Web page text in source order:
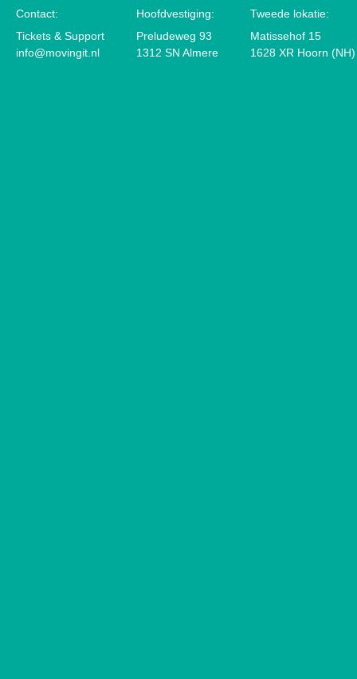
Contact:
Tickets & Support
info@movingit.nl
Hoofdvestiging:
Preludeweg 93
1312 SN Almere
Tweede lokatie:
Matissehof 15
1628 XR Hoorn (NH)